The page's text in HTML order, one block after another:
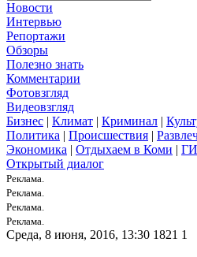
Новости
Интервью
Репортажи
Обзоры
Полезно знать
Комментарии
Фотовзгляд
Видеовзгляд
Бизнес | Климат | Криминал |
Политика | Происшествия |
Экономика | Отдыхаем в Коми |
Открытый диалог
Реклама.
Реклама.
Реклама.
Реклама.
Среда, 8 июня, 2016, 13:30 1821 1